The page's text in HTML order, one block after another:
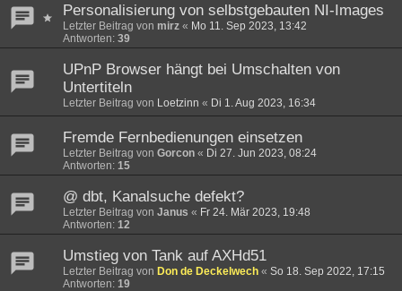
Personalisierung von selbstgebauten NI-Images
Letzter Beitrag von mirz « Mo 11. Sep 2023, 13:42
Antworten: 39
UPnP Browser hängt bei Umschalten von
Untertiteln
Letzter Beitrag von Loetzinn « Di 1. Aug 2023, 16:34
Fremde Fernbedienungen einsetzen
Letzter Beitrag von Gorcon « Di 27. Jun 2023, 08:24
Antworten: 15
@ dbt, Kanalsuche defekt?
Letzter Beitrag von Janus « Fr 24. Mär 2023, 19:48
Antworten: 12
Umstieg von Tank auf AXHd51
Letzter Beitrag von Don de Deckelwech « So 18. Sep 2022, 17:15
Antworten: 19